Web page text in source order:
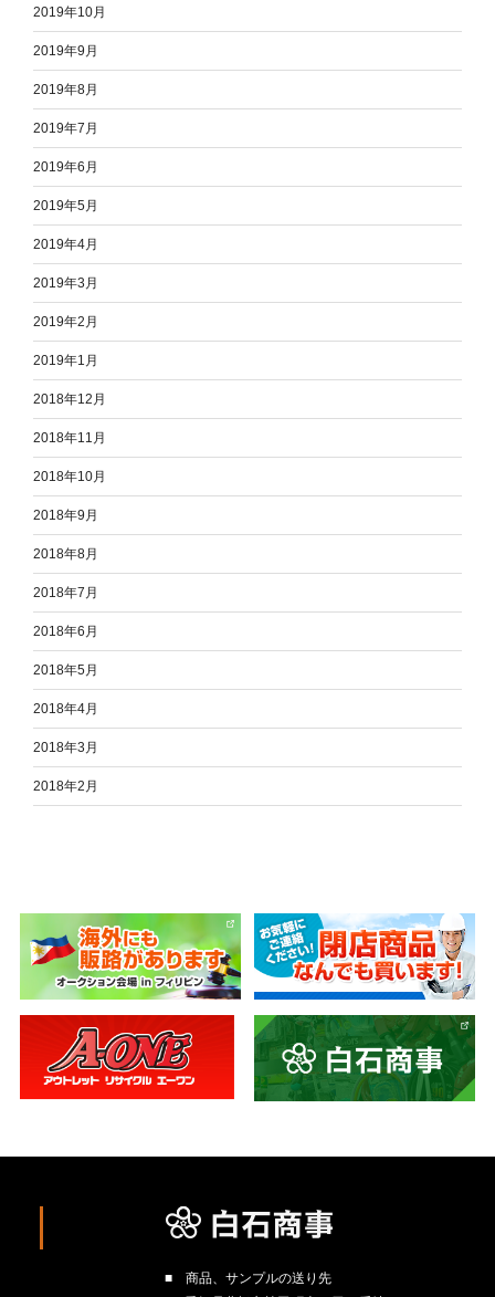
2019年10月
2019年9月
2019年8月
2019年7月
2019年6月
2019年5月
2019年4月
2019年3月
2019年2月
2019年1月
2018年12月
2018年11月
2018年10月
2018年9月
2018年8月
2018年7月
2018年6月
2018年5月
2018年4月
2018年3月
2018年2月
■ 商品、サンプルの送り先